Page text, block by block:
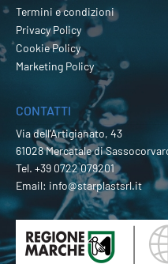
Termini e condizioni
Privacy Policy
Cookie Policy
Marketing Policy
CONTATTI
Via dell’Artigianato, 43
61028 Mercatale di
Tel. +39 0722 079201
Email: info@starplastsrl.it